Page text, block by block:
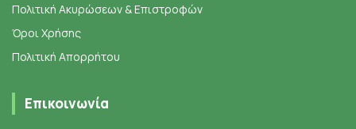
Πολιτική Ακυρώσεων & Επιστροφών
Όροι Χρήσης
Πολιτική Απορρήτου
Επικοινωνία